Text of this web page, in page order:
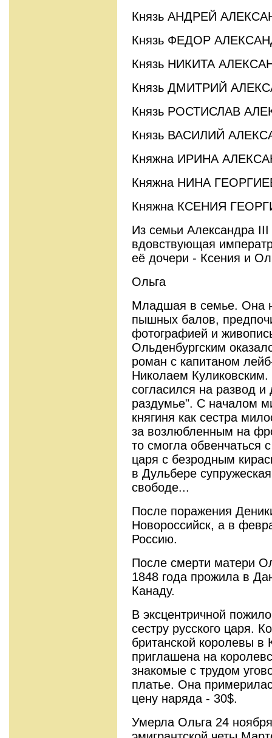
Князь АНДРЕЙ
Князь ФЕДОР
Князь НИКИТА
Князь ДМИТРИЙ
Князь РОСТИСЛАВ
Князь ВАСИЛИЙ
Княжна ИРИНА
Княжна НИНА
Княжна КСЕНИЯ
Из семьи Александра
вдовствующая
её дочери - Ксения и
Ольга
Младшая в семье. Она
пышных балов,
фотографией и
Ольденбургским
роман с капитаном
Николаем
согласился на развод
раздумье". С началом
княгиня как сестра
за возлюбленным на
то смогла обвенчаться
царя с безродным
в Дульбере
свободе...
После поражения
Новороссийск, а в
Россию.
После смерти матери
1848 года прожила в
Канаду.
В эксцентричной
сестру русского царя.
британской королевы
приглашена на
знакомые с трудом
платье. Она
цену наряда - 30$.
Умерла Ольга 24